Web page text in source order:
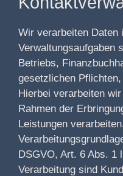
Wir verarbeiten Daten
Verwaltungsaufgaben
Betriebs,
gesetzlichen
Hierbei verarbeiten
Rahmen der
Leistungen
DSGVO, Art. 6 Abs. 1
Verarbeitung sind